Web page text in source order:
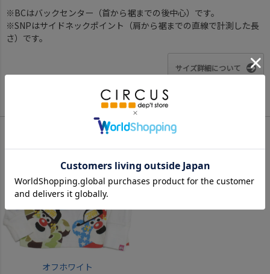
※BCはバックセンター（首から裾までの後中心）です。
※SNPはサイドネックポイント（肩から裾までの直線で計測した長
さ）です。
サイズ詳細について
オフホワイト